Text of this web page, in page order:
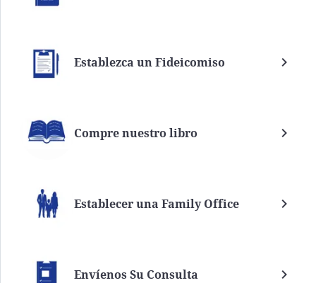
Establezca un Fideicomiso
Compre nuestro libro
Establecer una Family Office
Envíenos Su Consulta